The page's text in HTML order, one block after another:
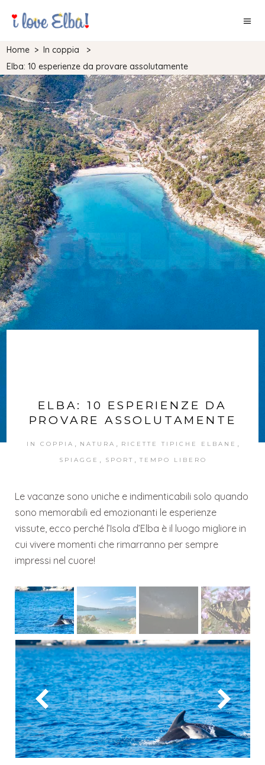
Home >In coppia
>
Elba: 10 esperienze da provare assolutamente
ELBA: 10 ESPERIENZE DA
PROVARE ASSOLUTAMENTE
IN COPPIA NATURA RICETTE TIPICHE ELBANE
SPIAGGE SPORT TEMPO LIBERO
Le vacanze sono uniche e indimenticabili solo quando
sono memorabili ed emozionanti le esperienze
vissute, ecco perché l’Isola d’Elba è il luogo migliore in
cui vivere momenti che rimarranno per sempre
impressi nel cuore!